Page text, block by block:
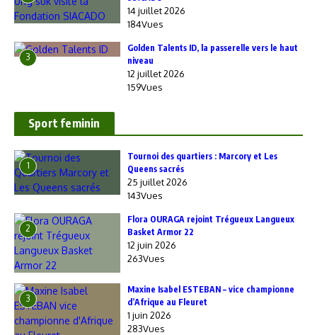
14 juillet 2026
184Vues
3
Golden Talents ID, la passerelle vers le haut
niveau
12 juillet 2026
159Vues
Sport feminin
1
‎Tournoi des quartiers : Marcory et Les
Queens sacrés
25 juillet 2026
143Vues
2
Flora OURAGA rejoint Trégueux Langueux
Basket Armor 22
12 juin 2026
263Vues
3
Maxine Isabel ESTEBAN – vice championne
d’Afrique au Fleuret
1 juin 2026
283Vues